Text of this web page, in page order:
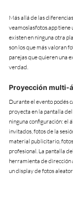
Más allá de las
veamoslasfotos.app tiene
existen en ninguna otra
son los que más valoran
parejas que quieren una
verdad.
Proyección multi-
Durante el evento podés
proyecta en la pantalla
ninguna configuración: el
invitados, fotos de la
material publicitario,
profesional. La pantalla
herramienta de dirección
un display de fotos